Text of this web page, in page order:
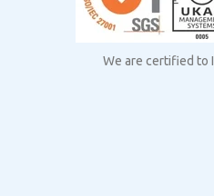
We are certified to